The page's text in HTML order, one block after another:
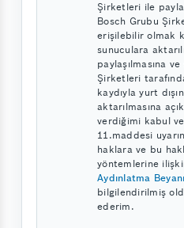
Şirketleri ile
Bosch Grubu
erişilebilir olmak
sunuculara
paylaşılmasına
Şirketleri
kaydıyla yurt
aktarılmasına
verdiğimi kabul
11.maddesi
haklara ve bu
yöntemlerine
Aydınlatma Beyanı
bilgilendirilmiş
ederim.